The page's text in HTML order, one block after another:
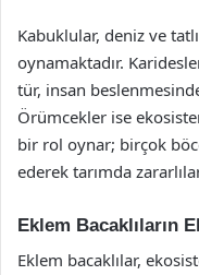
Kabuklular, deniz ve
oynamaktadır.
tür, insan
Örümcekler ise
bir rol oynar; birçok
ederek tarımda
Eklem Bacaklıların
Eklem bacaklılar,